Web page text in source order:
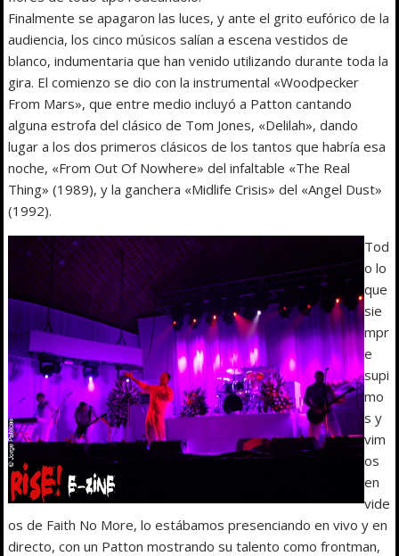
Finalmente se apagaron las luces, y ante el grito eufórico de la
audiencia, los cinco músicos salían a escena vestidos de
blanco, indumentaria que han venido utilizando durante toda la
gira. El comienzo se dio con la instrumental «Woodpecker
From Mars», que entre medio incluyó a Patton cantando
alguna estrofa del clásico de Tom Jones, «Delilah», dando
lugar a los dos primeros clásicos de los tantos que habría esa
noche, «From Out Of Nowhere» del infaltable «The Real
Thing» (1989), y la ganchera «Midlife Crisis» del «Angel Dust»
(1992).
Tod
o lo
que
sie
mpr
e
supi
mo
s y
vim
os
en
vide
os de Faith No More, lo estábamos presenciando en vivo y en
directo, con un Patton mostrando su talento como frontman,